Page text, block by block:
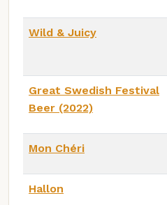
Wild & Juicy
Great Swedish Festival
Beer (2022)
Mon Chéri
Hallon